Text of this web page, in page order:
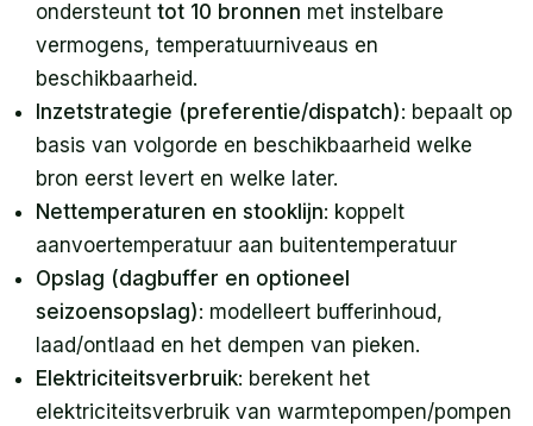
ondersteunt tot 10 bronnen met instelbare
vermogens, temperatuurniveaus en
beschikbaarheid.
Inzetstrategie (preferentie/dispatch): bepaalt op
basis van volgorde en beschikbaarheid welke
bron eerst levert en welke later.
Nettemperaturen en stooklijn: koppelt
aanvoertemperatuur aan buitentemperatuur
Opslag (dagbuffer en optioneel
seizoensopslag): modelleert bufferinhoud,
laad/ontlaad en het dempen van pieken.
Elektriciteitsverbruik: berekent het
elektriciteitsverbruik van warmtepompen/pompen